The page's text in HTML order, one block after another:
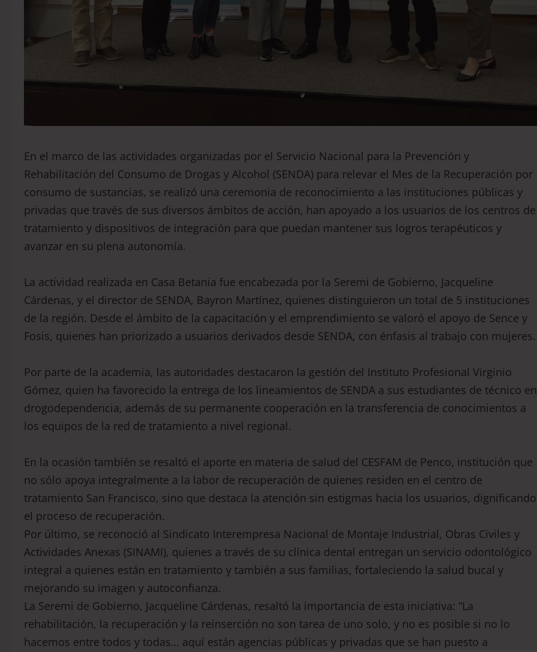
En el marco de las actividades organizadas por el Servicio Nacional para la Prevención y
Rehabilitación del Consumo de Drogas y Alcohol (SENDA) para relevar el Mes de la Recuperación por
consumo de sustancias, se realizó una ceremonia de reconocimiento a las instituciones públicas y
privadas que través de sus diversos ámbitos de acción, han apoyado a los usuarios de los centros de
tratamiento y dispositivos de integración para que puedan mantener sus logros terapéuticos y
avanzar en su plena autonomía.
La actividad realizada en Casa Betania fue encabezada por la Seremi de Gobierno, Jacqueline
Cárdenas, y el director de SENDA, Bayron Martínez, quienes distinguieron un total de 5 instituciones
de la región. Desde el ámbito de la capacitación y el emprendimiento se valoró el apoyo de Sence y
Fosis, quienes han priorizado a usuarios derivados desde SENDA, con énfasis al trabajo con mujeres.
Por parte de la academia, las autoridades destacaron la gestión del Instituto Profesional Virginio
Gómez, quien ha favorecido la entrega de los lineamientos de SENDA a sus estudiantes de técnico en
drogodependencia, además de su permanente cooperación en la transferencia de conocimientos a
los equipos de la red de tratamiento a nivel regional.
En la ocasión también se resaltó el aporte en materia de salud del CESFAM de Penco, institución que
no sólo apoya integralmente a la labor de recuperación de quienes residen en el centro de
tratamiento San Francisco, sino que destaca la atención sin estigmas hacia los usuarios, dignificando
el proceso de recuperación.
Por último, se reconoció al Sindicato Interempresa Nacional de Montaje Industrial, Obras Civiles y
Actividades Anexas (SINAMI), quienes a través de su clínica dental entregan un servicio odontológico
integral a quienes están en tratamiento y también a sus familias, fortaleciendo la salud bucal y
mejorando su imagen y autoconfianza.
La Seremi de Gobierno, Jacqueline Cárdenas, resaltó la importancia de esta iniciativa: “La
rehabilitación, la recuperación y la reinserción no son tarea de uno solo, y no es posible si no lo
hacemos entre todos y todas… aquí están agencias públicas y privadas que se han puesto a